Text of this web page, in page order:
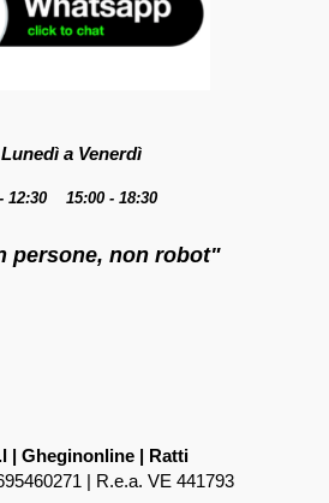
a Venerdì
12:30 15:00 - 18:30
persone, non robot"
| Gheginonline | Ratti
| R.e.a. VE 441793